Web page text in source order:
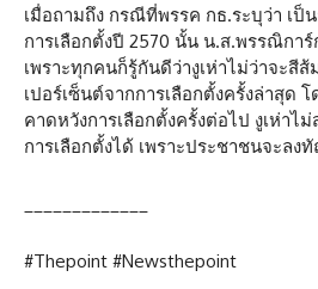
เมื่อถามถึง กรณีที่พรรค กธ.ระบุว่า เป็
การเลือกตั้งปี 2570 นั้น น.ส.พรรณิกา
เพราะทุกคนก็รู้กันดีว่างูเห่าไม่ว่าจะสี
เปอร์เซ็นต์จากการเลือกตั้งครั้งล่าสุด
คาดหวังการเลือกตั้งครั้งต่อไป งูเห่าไ
การเลือกตั้งได้ เพราะประชาชนจะลง
#Thepoint #Newsthepoint